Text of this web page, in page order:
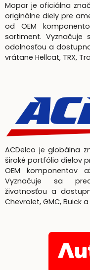
Mopar je oficiálna
originálne diely pre
od OEM
sortiment. Vyznačuje
odolnosťou a
vrátane Hellcat, TRX,
ACDelco je globálna
široké portfólio dielov
OEM komponentov
Vyznačuje sa
životnosťou a
Chevrolet, GMC, Buick